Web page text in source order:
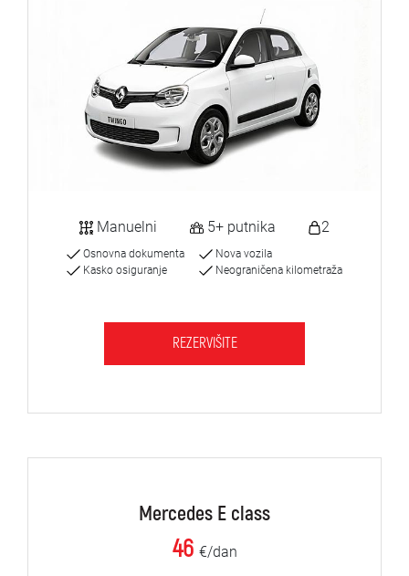
Manuelni 5+ putnika 2
Osnovna dokumenta
Kasko osiguranje
Nova vozila
Neograničena kilometraža
REZERVIŠITE
Mercedes E class
46 €/dan